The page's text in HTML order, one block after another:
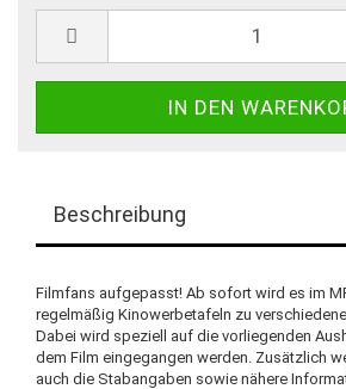
Beschreibung
Filmfans aufgepasst! Ab sofort wird es im
regelmäßig Kinowerbetafeln zu
Dabei wird speziell auf die vorliegenden
dem Film eingegangen werden. Zusätzlich
auch die Stabangaben sowie nähere